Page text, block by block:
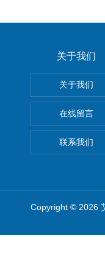
关于我们
关于我们
在线留言
联系我们
Copyright © 2026